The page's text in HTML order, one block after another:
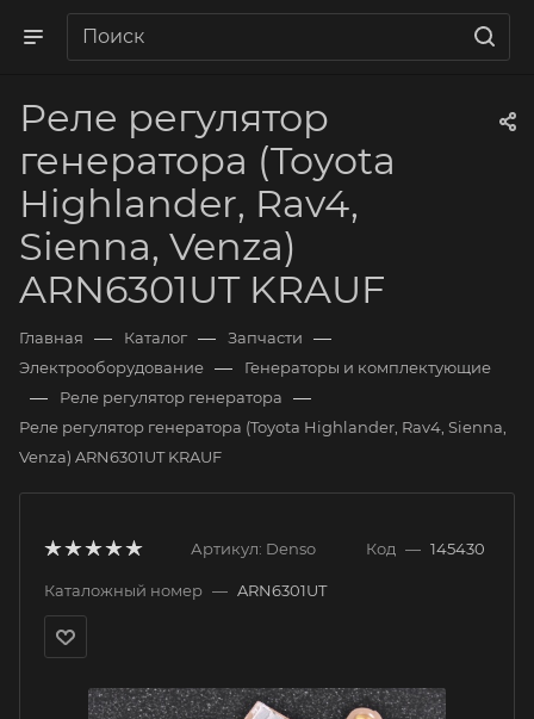
Реле регулятор
генератора (Toyota
Highlander, Rav4,
Sienna, Venza)
ARN6301UT KRAUF
Главная — Каталог — Запчасти —
Электрооборудование — Генераторы и комплектующие
— Реле регулятор генератора —
Реле регулятор генератора (Toyota Highlander, Rav4, Sienna,
Venza) ARN6301UT KRAUF
Артикул: Denso Код — 145430
Каталожный номер — ARN6301UT